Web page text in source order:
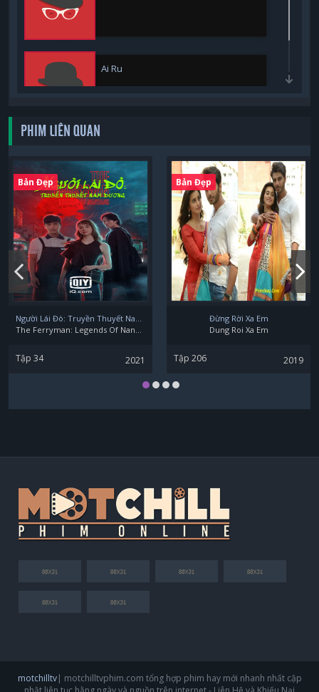
Ai Ru
PHIM LIÊN QUAN
Bản Đẹp
Tập 34 2021
Bản Đẹp
Đừng Rời Xa Em
Dung Roi Xa Em
Tập 206 2019
motchilltv| motchilltvphim.com tổng hợp phim hay mới nhanh nhất cập